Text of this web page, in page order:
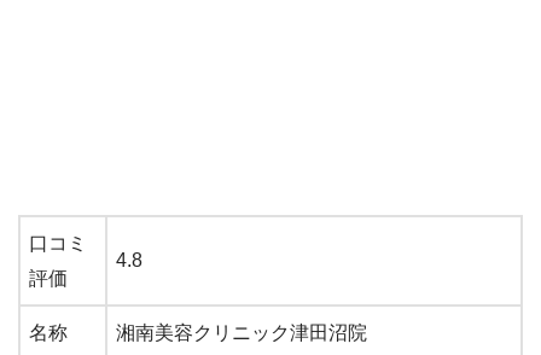
口コミ
評価
4.8
名称 湘南美容クリニック津田沼院